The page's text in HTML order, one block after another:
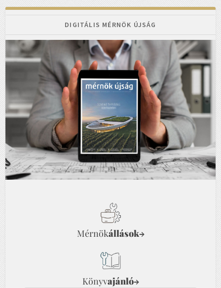
DIGITÁLIS MÉRNÖK ÚJSÁG
Mérnökállások→
Könyvajánló→